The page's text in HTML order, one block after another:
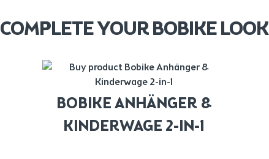
COMPLETE YOUR BOBIKE LOOK
BOBIKE ANHÄNGER &
KINDERWAGE 2-IN-1